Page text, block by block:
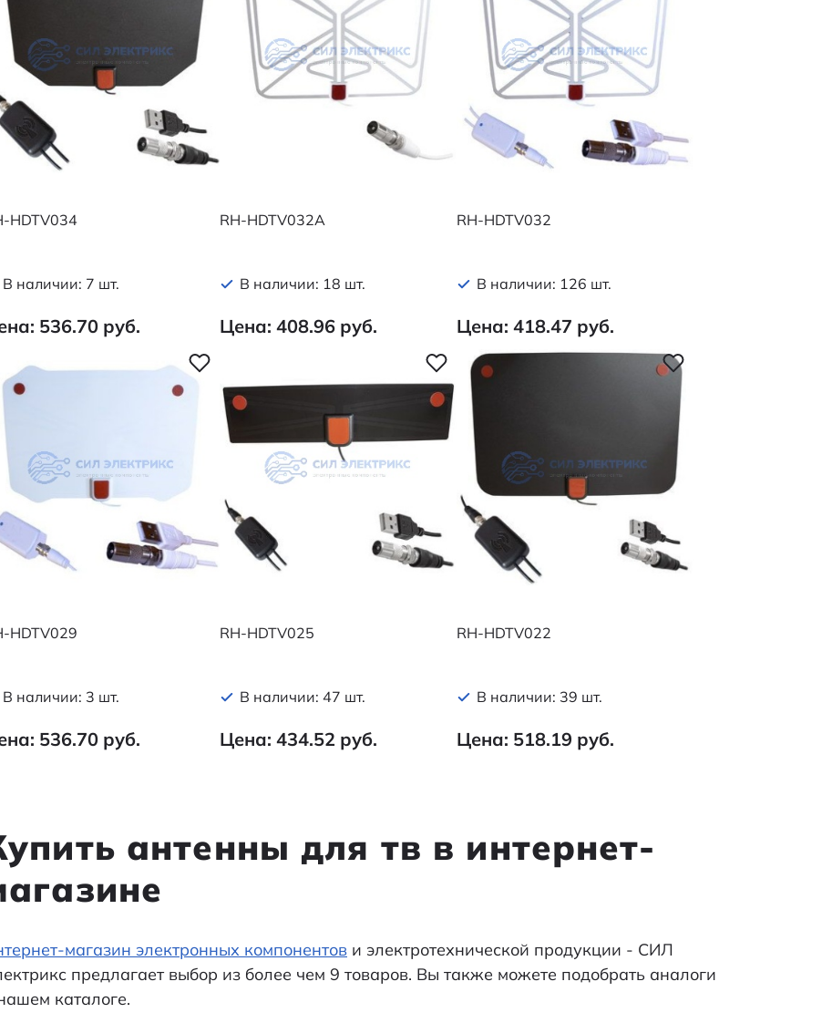
HDTV034
В наличии: 7 шт.
536.70 руб.
RH-HDTV032A
В наличии: 18 шт.
Цена: 408.96 руб.
RH-HDTV032
В наличии: 126 шт.
Цена: 418.47 руб.
HDTV029
В наличии: 3 шт.
536.70 руб.
RH-HDTV025
В наличии: 47 шт.
Цена: 434.52 руб.
RH-HDTV022
В наличии: 39 шт.
Цена: 518.19 руб.
антенны для тв в интернет-
магазин электронных компонентов и электротехнической продукции - СИЛ
предлагает выбор из более чем 9 товаров. Вы также можете подобрать аналоги
каталоге.